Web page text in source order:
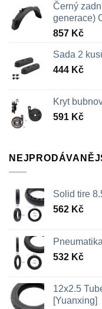
Černý
generace)
857 Kč
Sada 2
444 Kč
Kryt
591 Kč
Solid tire
562 Kč
532 Kč
12x2.5
[Yuanxing]